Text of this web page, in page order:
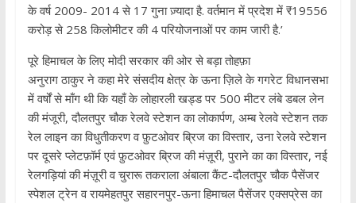
के वर्ष 2009- 2014 से 17 गुना ज़्यादा है. वर्तमान में प्रदेश में ₹19556
करोड़ से 258 किलोमीटर की 4 परियोजनाओं पर काम जारी है.’
पूरे हिमाचल के लिए मोदी सरकार की ओर से बड़ा तोहफ़ा
अनुराग ठाकुर ने कहा मेरे संसदीय क्षेत्र के ऊना ज़िले के गगरेट विधानसभा
में वर्षों से माँग थी कि यहाँ के लोहारली खड्ड पर 500 मीटर लंबे डबल लेन
की मंजूरी, दौलतपुर चौक रेलवे स्टेशन का लोकार्पण, अम्ब रेलवे स्टेशन तक
रेल लाइन का विधुतीकरण व फ़ुटओवर ब्रिज का विस्तार, उना रेलवे स्टेशन
पर दूसरे प्लेटफ़ॉर्म एवं फ़ुटओवर ब्रिज की मंज़ूरी, पुराने का का विस्तार, नई
रेलगड़ियां की मंज़ूरी व चुरारू तकराला अंबाला कैंट-दौलतपुर चौक पैसेंजर
स्पेशल ट्रेन व रायमेहतपुर सहारनपुर-ऊना हिमाचल पैसेंजर एक्सप्रेस का